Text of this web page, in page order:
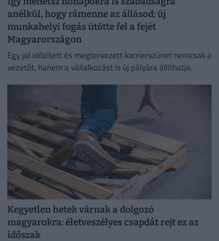
anélkül, hogy rámenne az állásod: új
munkahelyi fogás ütötte fel a fejét
Magyarországon
Egy jól időzített és megtervezett karrierszünet nemcsak a
vezetőt, hanem a vállalkozást is új pályára állíthatja.
Kegyetlen hetek várnak a dolgozó
magyarokra: életveszélyes csapdát rejt ez az
időszak